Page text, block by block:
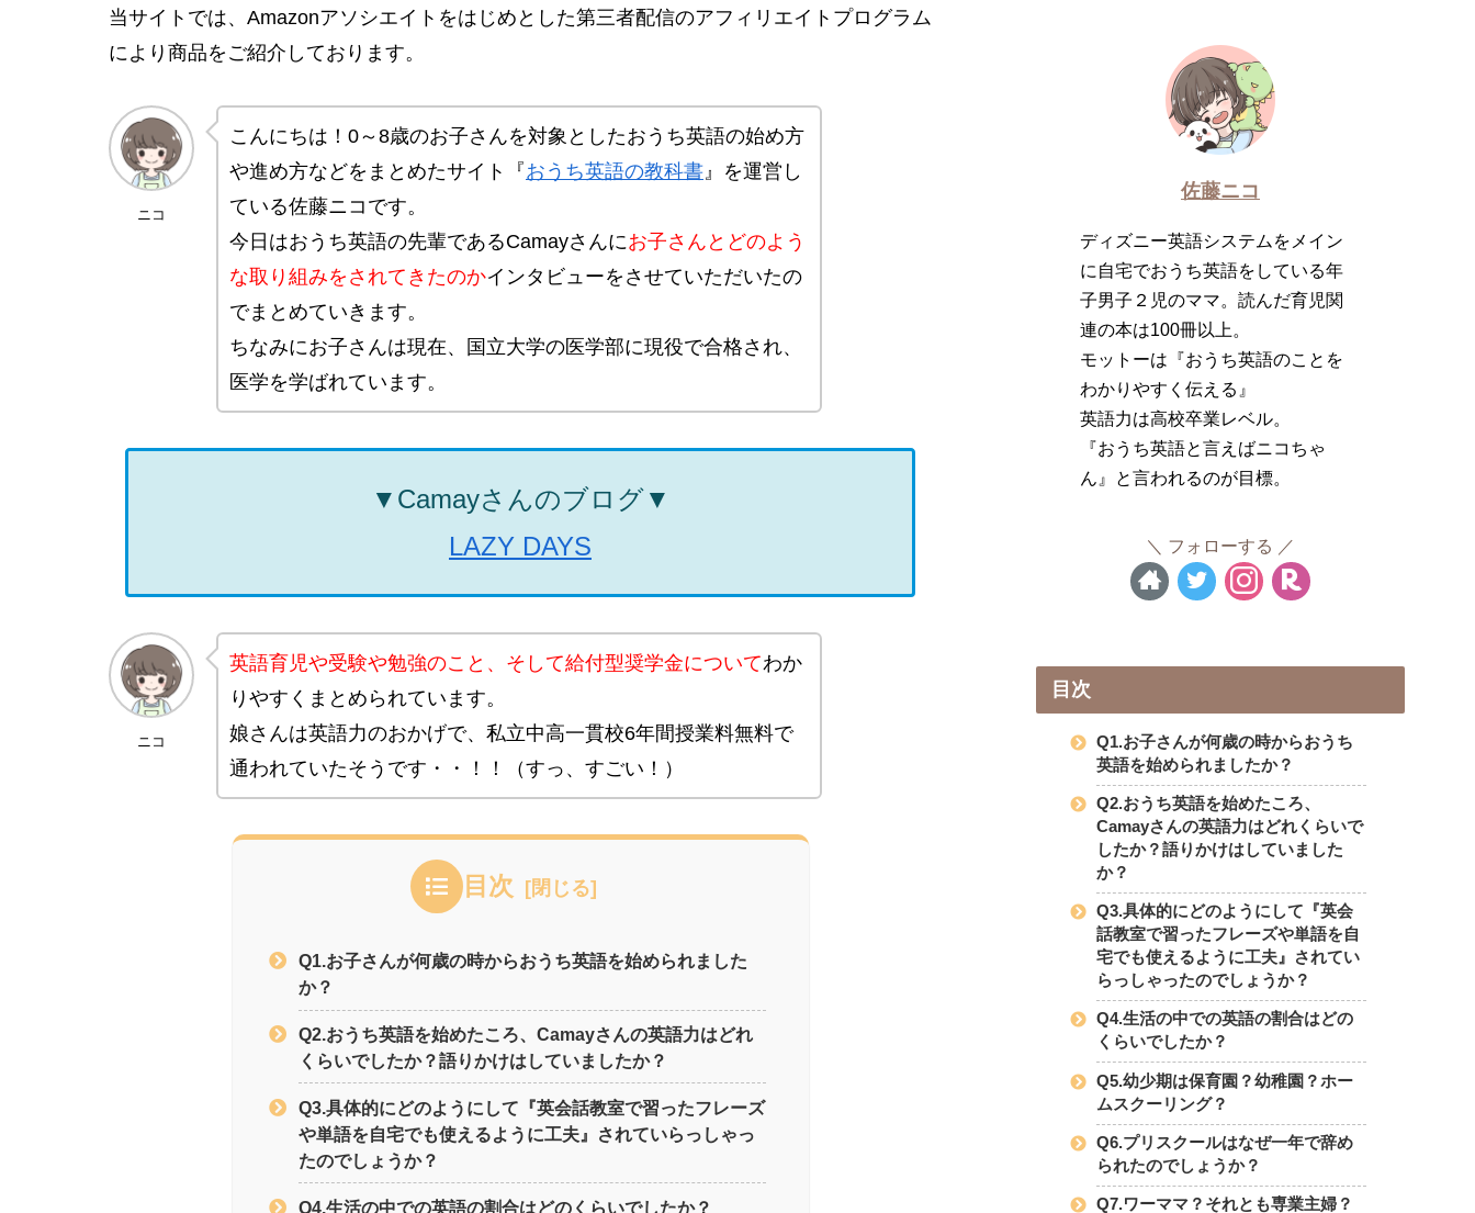
当サイトでは、Amazonアソシエイトをはじめとした第三者配信のアフィリエイトプログラム
により商品をご紹介しております。
ニコ
こんにちは！0～8歳のお子さんを対象としたおうち英語の始め方
や進め方などをまとめたサイト『おうち英語の教科書』を運営し
ている佐藤ニコです。
今日はおうち英語の先輩であるCamayさんにお子さんとどのよう
な取り組みをされてきたのかインタビューをさせていただいたの
でまとめていきます。
ちなみにお子さんは現在、国立大学の医学部に現役で合格され、
医学を学ばれています。
▼Camayさんのブログ▼
LAZY DAYS
ニコ
英語育児や受験や勉強のこと、そして給付型奨学金についてわか
りやすくまとめられています。
娘さんは英語力のおかげで、私立中高一貫校6年間授業料無料で
通われていたそうです・・！！（すっ、すごい！）
目次
Q1.お子さんが何歳の時からおうち英語を始められました
か？
Q2.おうち英語を始めたころ、Camayさんの英語力はどれ
くらいでしたか？語りかけはしていましたか？
Q3.具体的にどのようにして『英会話教室で習ったフレーズ
や単語を自宅でも使えるように工夫』されていらっしゃっ
たのでしょうか？
Q4.生活の中での英語の割合はどのくらいでしたか？
佐藤ニコ
ディズニー英語システムをメイン
に自宅でおうち英語をしている年
子男子２児のママ。読んだ育児関
連の本は100冊以上。
モットーは『おうち英語のことを
わかりやすく伝える』
英語力は高校卒業レベル。
『おうち英語と言えばニコちゃ
ん』と言われるのが目標。
フォローする
目次
Q1.お子さんが何歳の時からおうち
英語を始められましたか？
Q2.おうち英語を始めたころ、
Camayさんの英語力はどれくらいで
したか？語りかけはしていました
か？
Q3.具体的にどのようにして『英会
話教室で習ったフレーズや単語を自
宅でも使えるように工夫』されてい
らっしゃったのでしょうか？
Q4.生活の中での英語の割合はどの
くらいでしたか？
Q5.幼少期は保育園？幼稚園？ホー
ムスクーリング？
Q6.プリスクールはなぜ一年で辞め
られたのでしょうか？
Q7.ワーママ？それとも専業主婦？